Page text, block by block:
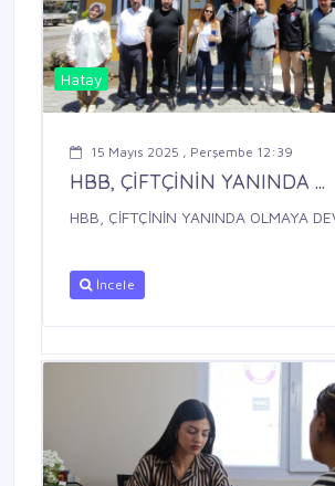
Hatay
15 Mayıs 2025 , Perşembe 12:39
HBB, ÇİFTÇİNİN YANINDA ...
HBB, ÇİFTÇİNİN YANINDA OLMAYA
İncele